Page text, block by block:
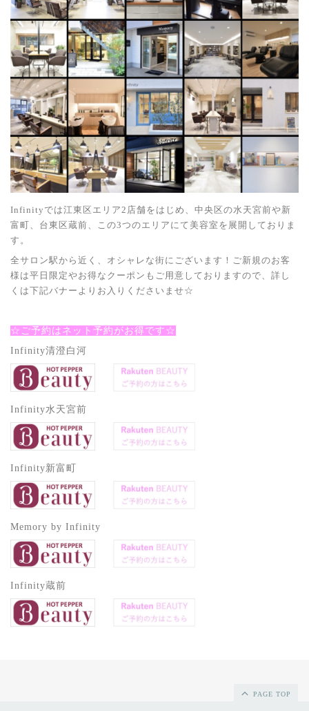
Infinityでは江東区エリア2店舗をはじめ、中央区の水天宮前や新
富町、台東区蔵前、この3つのエリアにて美容室を展開しておりま
す。
全サロン駅から近く、オシャレな街にございます！ご新規のお客
様は平日限定やお得なクーポンもご用意しておりますので、詳し
くは下記バナーよりお入りくださいませ☆
☆ ご予約はネット予約がお得です☆
Infinity清澄白河
Infinity水天宮前
Infinity新富町
Memory by Infinity
Infinity蔵前
PAGE TOP